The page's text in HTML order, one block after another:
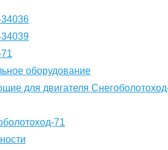
оборудование
для двигателя
71